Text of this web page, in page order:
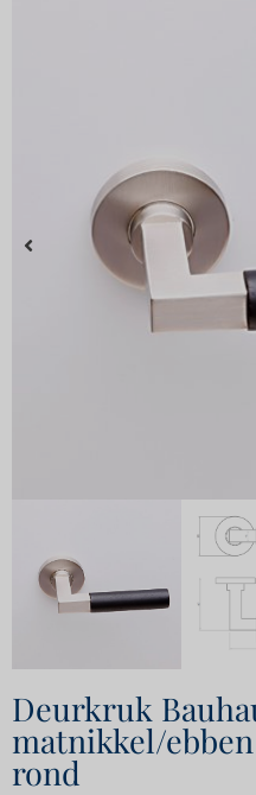
Deurkruk
matnikkel/
rond